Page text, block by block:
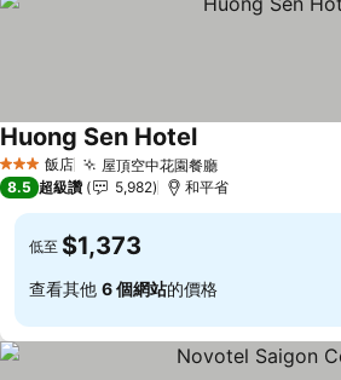
3 星級 飯店 屋頂空中花園餐廳查看價格
Huong Sen Hotel查看價格
8.5 超級讚 5,982 和平省
低至 $1,373
查看其他 6 個網站的價格